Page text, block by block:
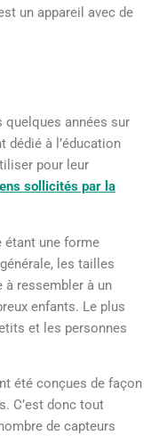
un appareil avec de
années sur
dédié à l’éducation
pour leur
sollicités par la
étant une forme
les tailles
à ressembler à un
enfants. Le plus
et les personnes
été conçues de façon
C’est donc tout
de capteurs